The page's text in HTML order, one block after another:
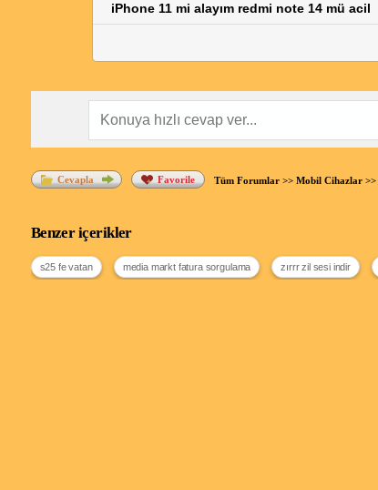
iPhone 11 mi alayım redmi note 14 mü acil
Cevapla Favorile Tüm Forumlar>> Mobil Cihazlar>>
Benzer içerikler
s25 fe vatan media markt fatura sorgulama zırrr zil sesi indir